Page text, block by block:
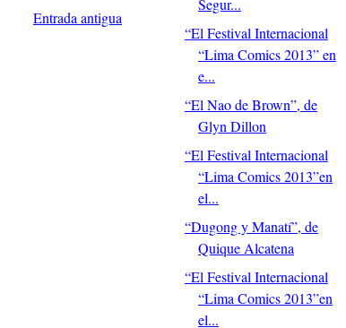
Entrada antigua
“El Festival Internacional
“Lima Comics 2013” en
e...
“El Nao de Brown”, de
Glyn Dillon
“El Festival Internacional
“Lima Comics 2013”en
el...
“Dugong y Manatí”, de
Quique Alcatena
“El Festival Internacional
“Lima Comics 2013”en
el...